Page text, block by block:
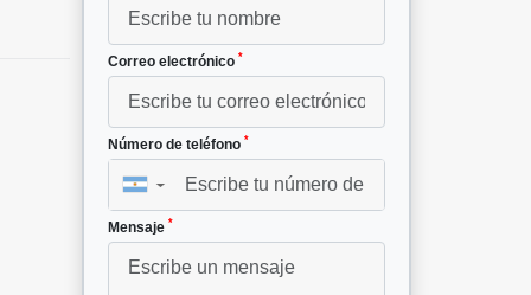
Correo electrónico *
Número de teléfono *
▼
Mensaje *